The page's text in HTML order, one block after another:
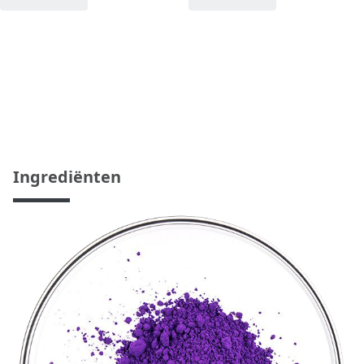
Ingrediënten